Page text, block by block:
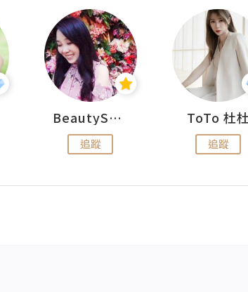
BeautySearch
追蹤
ToTo 杜
追蹤